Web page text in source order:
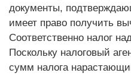
документы,
имеет право получить
Соответственно налог
Поскольку налоговый
сумм налога